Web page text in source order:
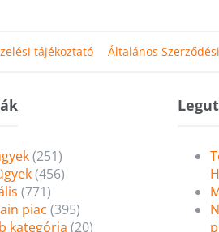
tájékoztató Általános
(251)
(456)
(771)
piac (395)
kategória (20)